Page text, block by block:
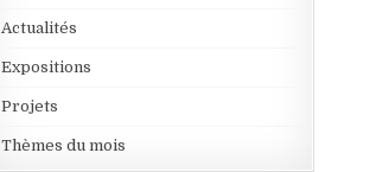
Actualités
Expositions
Projets
Thèmes du mois